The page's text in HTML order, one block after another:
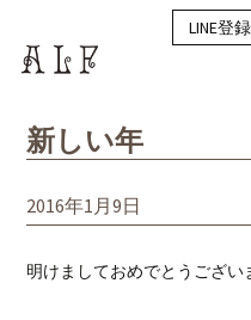
LINE登録
新しい年
2016年1月9日
明けましておめでとうござい